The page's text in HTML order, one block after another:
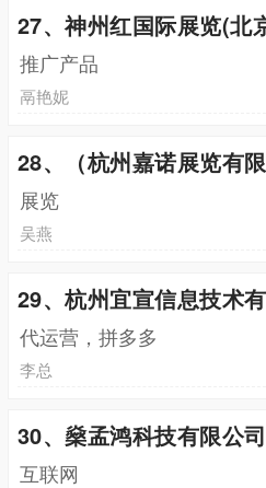
27、神州红国际展览(北
推广产品
鬲艳妮
28、（杭州嘉诺展览有限
展览
吴燕
29、杭州宜宣信息技术
代运营，拼多多
李总
30、燊孟鸿科技有限公司
互联网